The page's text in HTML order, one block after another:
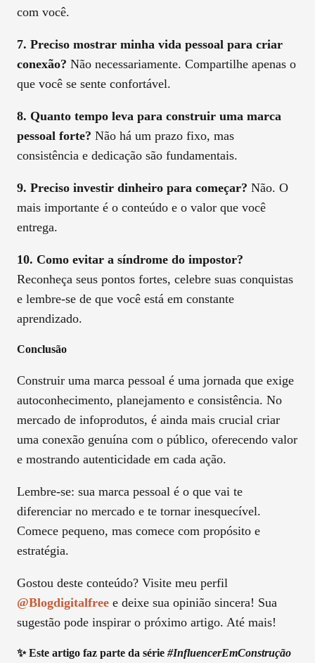
com você.
7. Preciso mostrar minha vida pessoal para criar
conexão? Não necessariamente. Compartilhe apenas o
que você se sente confortável.
8. Quanto tempo leva para construir uma marca
pessoal forte? Não há um prazo fixo, mas
consistência e dedicação são fundamentais.
9. Preciso investir dinheiro para começar? Não. O
mais importante é o conteúdo e o valor que você
entrega.
10. Como evitar a síndrome do impostor?
Reconheça seus pontos fortes, celebre suas conquistas
e lembre-se de que você está em constante
aprendizado.
Conclusão
Construir uma marca pessoal é uma jornada que exige
autoconhecimento, planejamento e consistência. No
mercado de infoprodutos, é ainda mais crucial criar
uma conexão genuína com o público, oferecendo valor
e mostrando autenticidade em cada ação.
Lembre-se: sua marca pessoal é o que vai te
diferenciar no mercado e te tornar inesquecível.
Comece pequeno, mas comece com propósito e
estratégia.
Gostou deste conteúdo? Visite meu perfil
@blogdigitalfree e deixe sua opinião sincera! Sua
sugestão pode inspirar o próximo artigo. Até mais!
✨ Este artigo faz parte da série #InfluencerEmConstrução